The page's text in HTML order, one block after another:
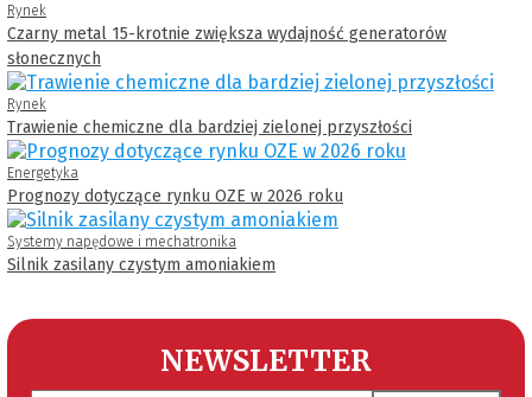
Rynek
Czarny metal 15-krotnie zwiększa wydajność generatorów
słonecznych
Rynek
Trawienie chemiczne dla bardziej zielonej przyszłości
Energetyka
Prognozy dotyczące rynku OZE w 2026 roku
Systemy napędowe i mechatronika
Silnik zasilany czystym amoniakiem
NEWSLETTER